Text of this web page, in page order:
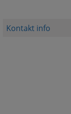
Kontakt info